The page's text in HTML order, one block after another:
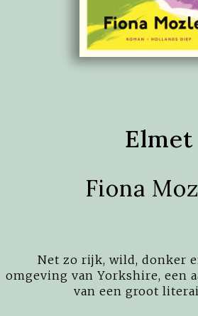
Elmet
Fiona
Net zo rijk, wild, donker
omgeving van Yorkshire, een
van een groot